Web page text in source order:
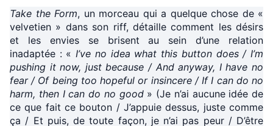
Take the Form, un morceau qui a quelque chose de «
velvetien » dans son riff, détaille comment les désirs
et les envies se brisent au sein d’une relation
inadaptée : « I’ve no idea what this button does / I’m
pushing it now, just because / And anyway, I have no
fear / Of being too hopeful or insincere / If I can do no
harm, then I can do no good » (Je n’ai aucune idée de
ce que fait ce bouton / J’appuie dessus, juste comme
ça / Et puis, de toute façon, je n’ai pas peur / D’être